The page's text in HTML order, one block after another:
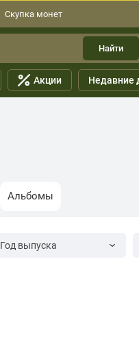
Скупка монет
Найти
Акции Недавние
Альбомы
Год выпуска